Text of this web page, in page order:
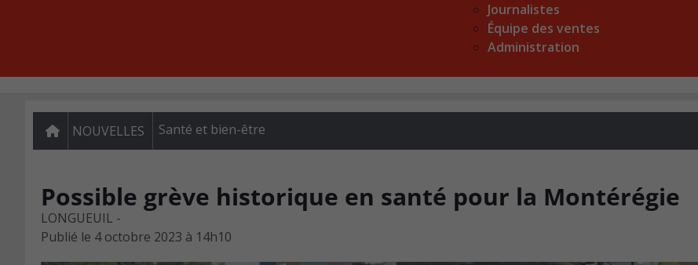
Journalistes
Équipe des ventes
Administration
NOUVELLES Santé et bien-être
Possible grève historique en santé pour la Montérégie
LONGUEUIL -
Publié le 4 octobre 2023 à 14h10